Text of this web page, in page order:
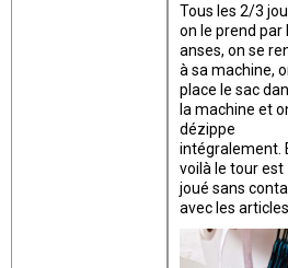
Tous les 2/3
on le prend par
anses, on se
à sa machine,
place le sac
la machine et
dézippe
intégralement.
voilà le tour est
joué sans
avec les articles.